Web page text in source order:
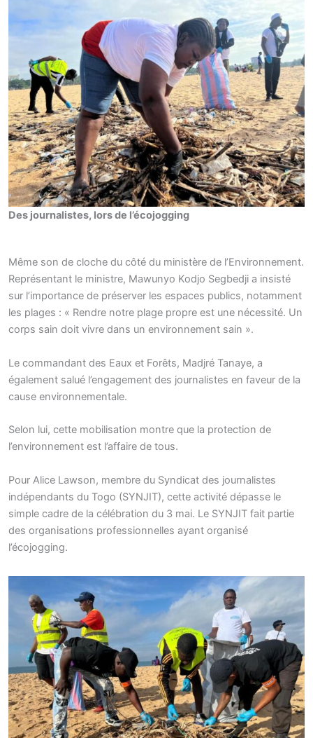
Des journalistes, lors de l’écojogging
Même son de cloche du côté du ministère de l’Environnement.
Représentant le ministre, Mawunyo Kodjo Segbedji a insisté
sur l’importance de préserver les espaces publics, notamment
les plages : « Rendre notre plage propre est une nécessité. Un
corps sain doit vivre dans un environnement sain ».
Le commandant des Eaux et Forêts, Madjré Tanaye, a
également salué l’engagement des journalistes en faveur de la
cause environnementale.
Selon lui, cette mobilisation montre que la protection de
l’environnement est l’affaire de tous.
Pour Alice Lawson, membre du Syndicat des journalistes
indépendants du Togo (SYNJIT), cette activité dépasse le
simple cadre de la célébration du 3 mai. Le SYNJIT fait partie
des organisations professionnelles ayant organisé
l’écojogging.